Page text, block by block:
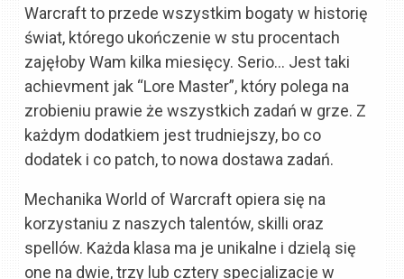
Warcraft to przede wszystkim bogaty w historię
świat, którego ukończenie w stu procentach
zajęłoby Wam kilka miesięcy. Serio… Jest taki
achievment jak “Lore Master”, który polega na
zrobieniu prawie że wszystkich zadań w grze. Z
każdym dodatkiem jest trudniejszy, bo co
dodatek i co patch, to nowa dostawa zadań.
Mechanika World of Warcraft opiera się na
korzystaniu z naszych talentów, skilli oraz
spellów. Każda klasa ma je unikalne i dzielą się
one na dwie, trzy lub cztery specjalizacje w